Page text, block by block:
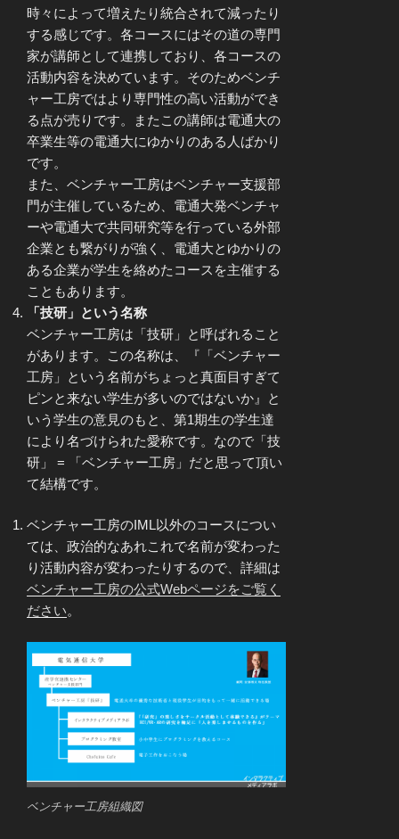
時々によって増えたり統合されて減ったり
する感じです。各コースにはその道の専門
家が講師として連携しており、各コースの
活動内容を決めています。そのためベンチ
ャー工房ではより専門性の高い活動ができ
る点が売りです。またこの講師は電通大の
卒業生等の電通大にゆかりのある人ばかり
です。
また、ベンチャー工房はベンチャー支援部
門が主催しているため、電通大発ベンチャ
ーや電通大で共同研究等を行っている外部
企業とも繋がりが強く、電通大とゆかりの
ある企業が学生を絡めたコースを主催する
こともあります。
「技研」という名称
ベンチャー工房は「技研」と呼ばれること
があります。この名称は、『「ベンチャー
工房」という名前がちょっと真面目すぎて
ピンと来ない学生が多いのではないか』と
いう学生の意見のもと、第1期生の学生達
により名づけられた愛称です。なので「技
研」 = 「ベンチャー工房」だと思って頂い
て結構です。
ベンチャー工房のIML以外のコースについ
ては、政治的なあれこれで名前が変わった
り活動内容が変わったりするので、詳細は
ベンチャー工房の公式Webページをご覧く
ださい。
ベンチャー工房組織図